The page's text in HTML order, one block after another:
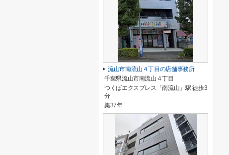
流山市南流山４丁目の店舗事務所
千葉県流山市南流山４丁目
つくばエクスプレス「南流山」駅 徒歩3
分
築37年